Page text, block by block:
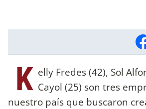
K elly Fredes (42), Sol
Cayol (25) son tres
nuestro país que buscaron